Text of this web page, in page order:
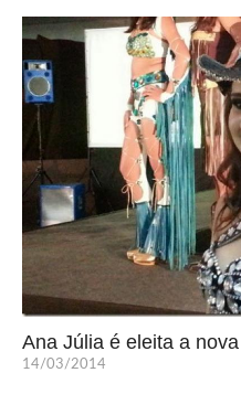
Ana Júlia é eleita a
14/03/2014